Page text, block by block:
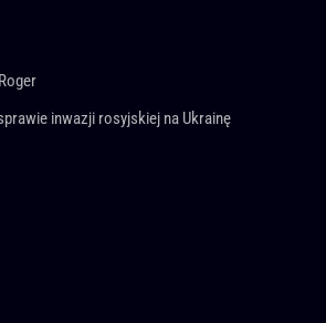
inwazji rosyjskiej na Ukrainę